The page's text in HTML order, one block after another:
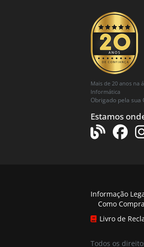
Mais de 20 anos na
Informática
Obrigado pela sua
Estamos
Informação
Como
Livro de
Todos os